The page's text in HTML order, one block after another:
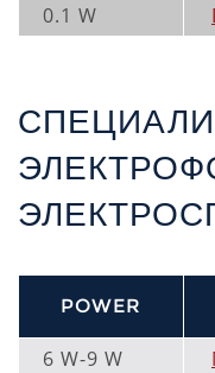
0.1 W
POWER
6 W-9 W